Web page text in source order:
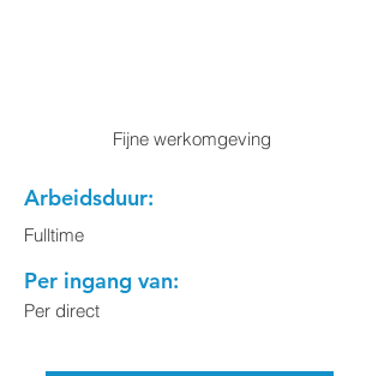
Fijne werkomgeving
Arbeidsduur:
Per ingang van:
Per direct
Fulltime